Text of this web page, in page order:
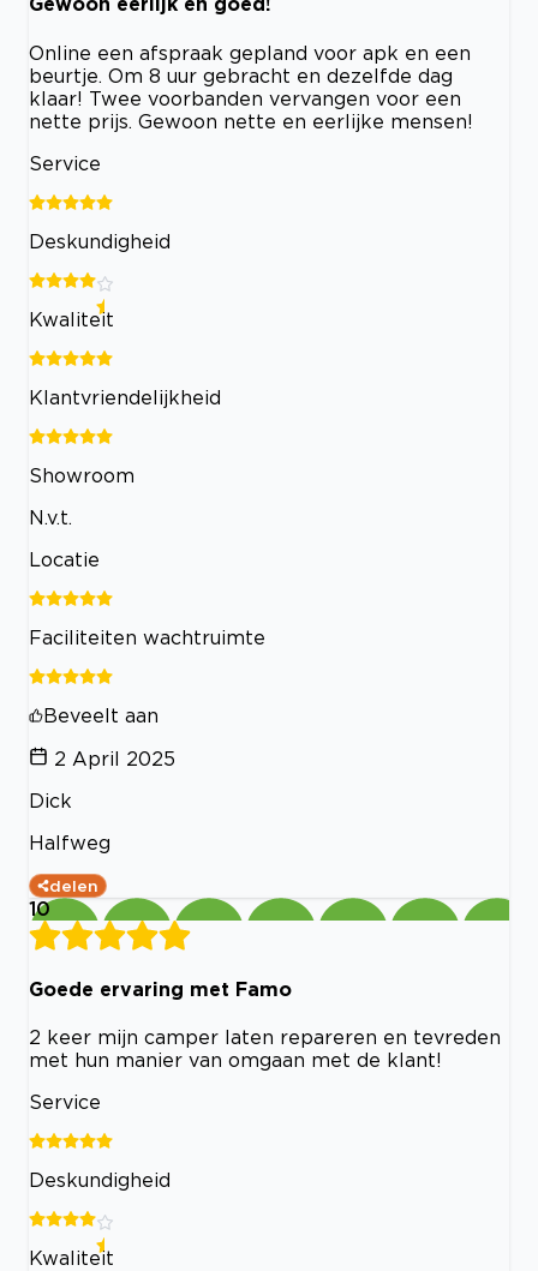
Online een afspraak gepland voor apk en een
beurtje. Om 8 uur gebracht en dezelfde dag
klaar! Twee voorbanden vervangen voor een
nette prijs. Gewoon nette en eerlijke mensen!
Service
Deskundigheid
Kwaliteit
Klantvriendelijkheid
Showroom
N.v.t.
Locatie
Faciliteiten wachtruimte
Beveelt aan
2 April 2025
Dick
Halfweg
delen
10
Goede ervaring met Famo
2 keer mijn camper laten repareren en tevreden
met hun manier van omgaan met de klant!
Service
Deskundigheid
Kwaliteit